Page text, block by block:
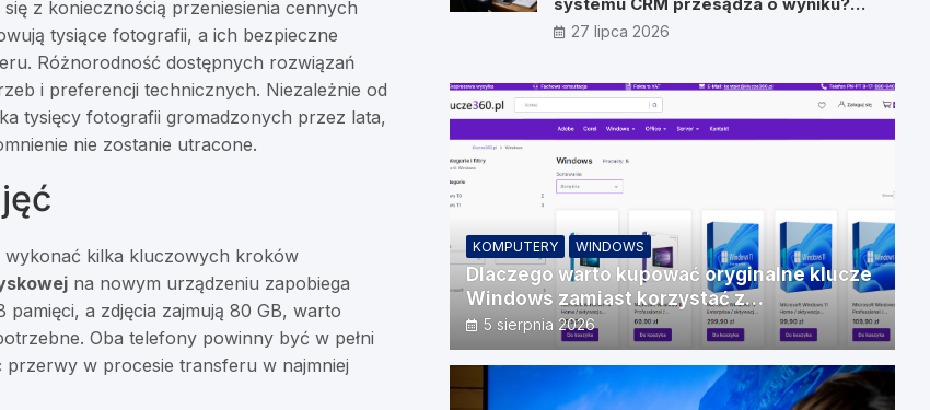
z koniecznością przeniesienia cennych
tysiące fotografii, a ich bezpieczne
Różnorodność dostępnych rozwiązań
i preferencji technicznych. Niezależnie od
tysięcy fotografii gromadzonych przez lata,
nie zostanie utracone.
kilka kluczowych kroków
na nowym urządzeniu zapobiega
a zdjęcia zajmują 80 GB, warto
Oba telefony powinny być w pełni
przerwy w procesie transferu w najmniej
systemu CRM przesądza o wyniku?
Wywiad z Pawłem Prymakowskim, CEO
IT Vision
27 lipca 2026
KOMPUTERY WINDOWS
Dlaczego warto kupować oryginalne klucze
Windows zamiast korzystać z
nieautoryzowanych źródeł?
5 sierpnia 2026